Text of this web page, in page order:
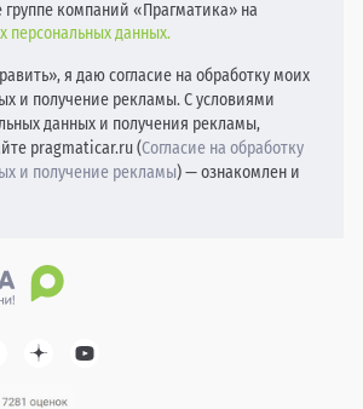
группе компаний «Прагматика» на
персональных данных.
я даю согласие на обработку моих
и получение рекламы. С условиями
данных и получения рекламы,
pragmaticar.ru (Согласие на обработку
и получение рекламы) — ознакомлен и